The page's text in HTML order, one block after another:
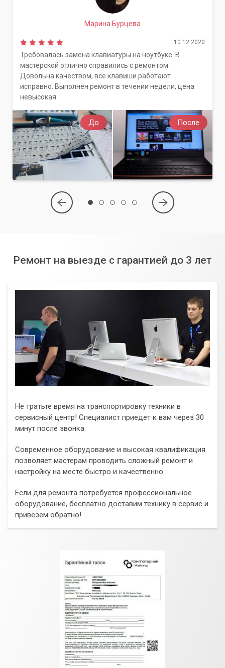
До После
Марина Бурцева
10.12.2020
Требовалась замена клавиатуры на ноутбуке. В
мастерской отлично справились с ремонтом.
Довольна качеством, все клавиши работают
исправно. Выполнен ремонт в течении недели, цена
невысокая.
Ремонт на выезде с гарантией до 3 лет
Не тратьте время на транспортировку техники в
сервисный центр! Специалист приедет к вам через 30
минут после звонка.
Современное оборудование и высокая квалификация
позволяет мастерам проводить сложный ремонт и
настройку на месте быстро и качественно.
Если для ремонта потребуется профессиональное
оборудование, бесплатно доставим технику в сервис и
привезем обратно!